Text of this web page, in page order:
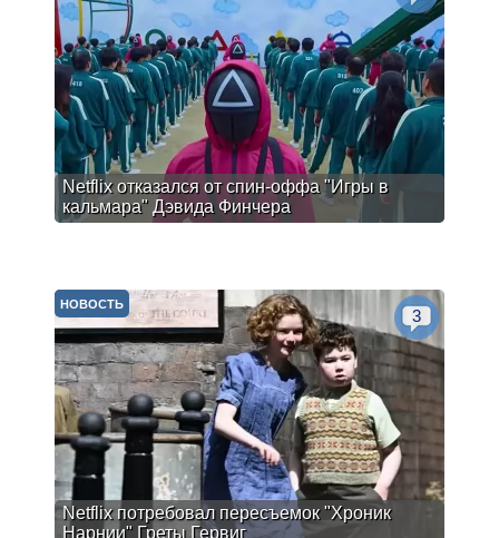
Netflix отказался от спин-оффа "Игры в
кальмара" Дэвида Финчера
Netflix потребовал пересъемок "Хроник
Нарнии" Греты Гервиг
НОВОСТЬ
3